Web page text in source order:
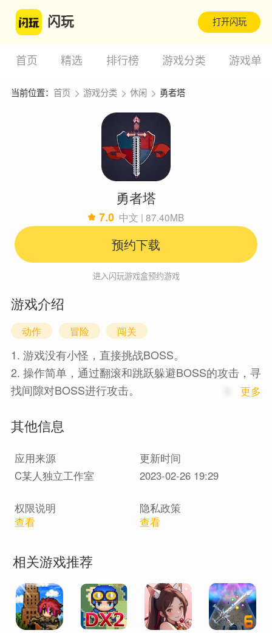
闪玩 打开闪玩
首页 精选 排行榜 游戏分类 游戏单
当前位置： 首页 游戏分类 休闲 勇者塔
勇者塔
7.0 中文 | 87.40MB
预约下载
进入闪玩游戏盒预约游戏
游戏介绍
动作 冒险 闯关
1. 游戏没有小怪，直接挑战BOSS。
2. 操作简单，通过翻滚和跳跃躲避BOSS的攻击，寻
找间隙对BOSS进行攻击。
察力。
更多
其他信息
应用来源
更新时间
C某人独立工作室
2023-02-26 19:29
权限说明
查看
隐私政策
查看
相关游戏推荐